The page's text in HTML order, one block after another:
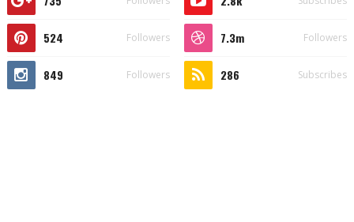
524 Followers 7.3m Followers
849 Followers 286 Subscribes